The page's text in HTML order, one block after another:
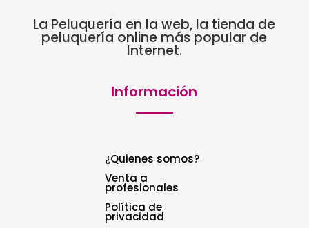
La Peluquería en la web, la tienda de
peluquería online más popular de
Internet.
Información
¿Quienes somos?
Venta a
profesionales
Política de
privacidad